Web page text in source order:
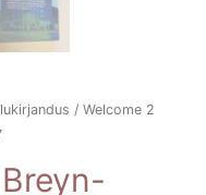
/ Welcome 2